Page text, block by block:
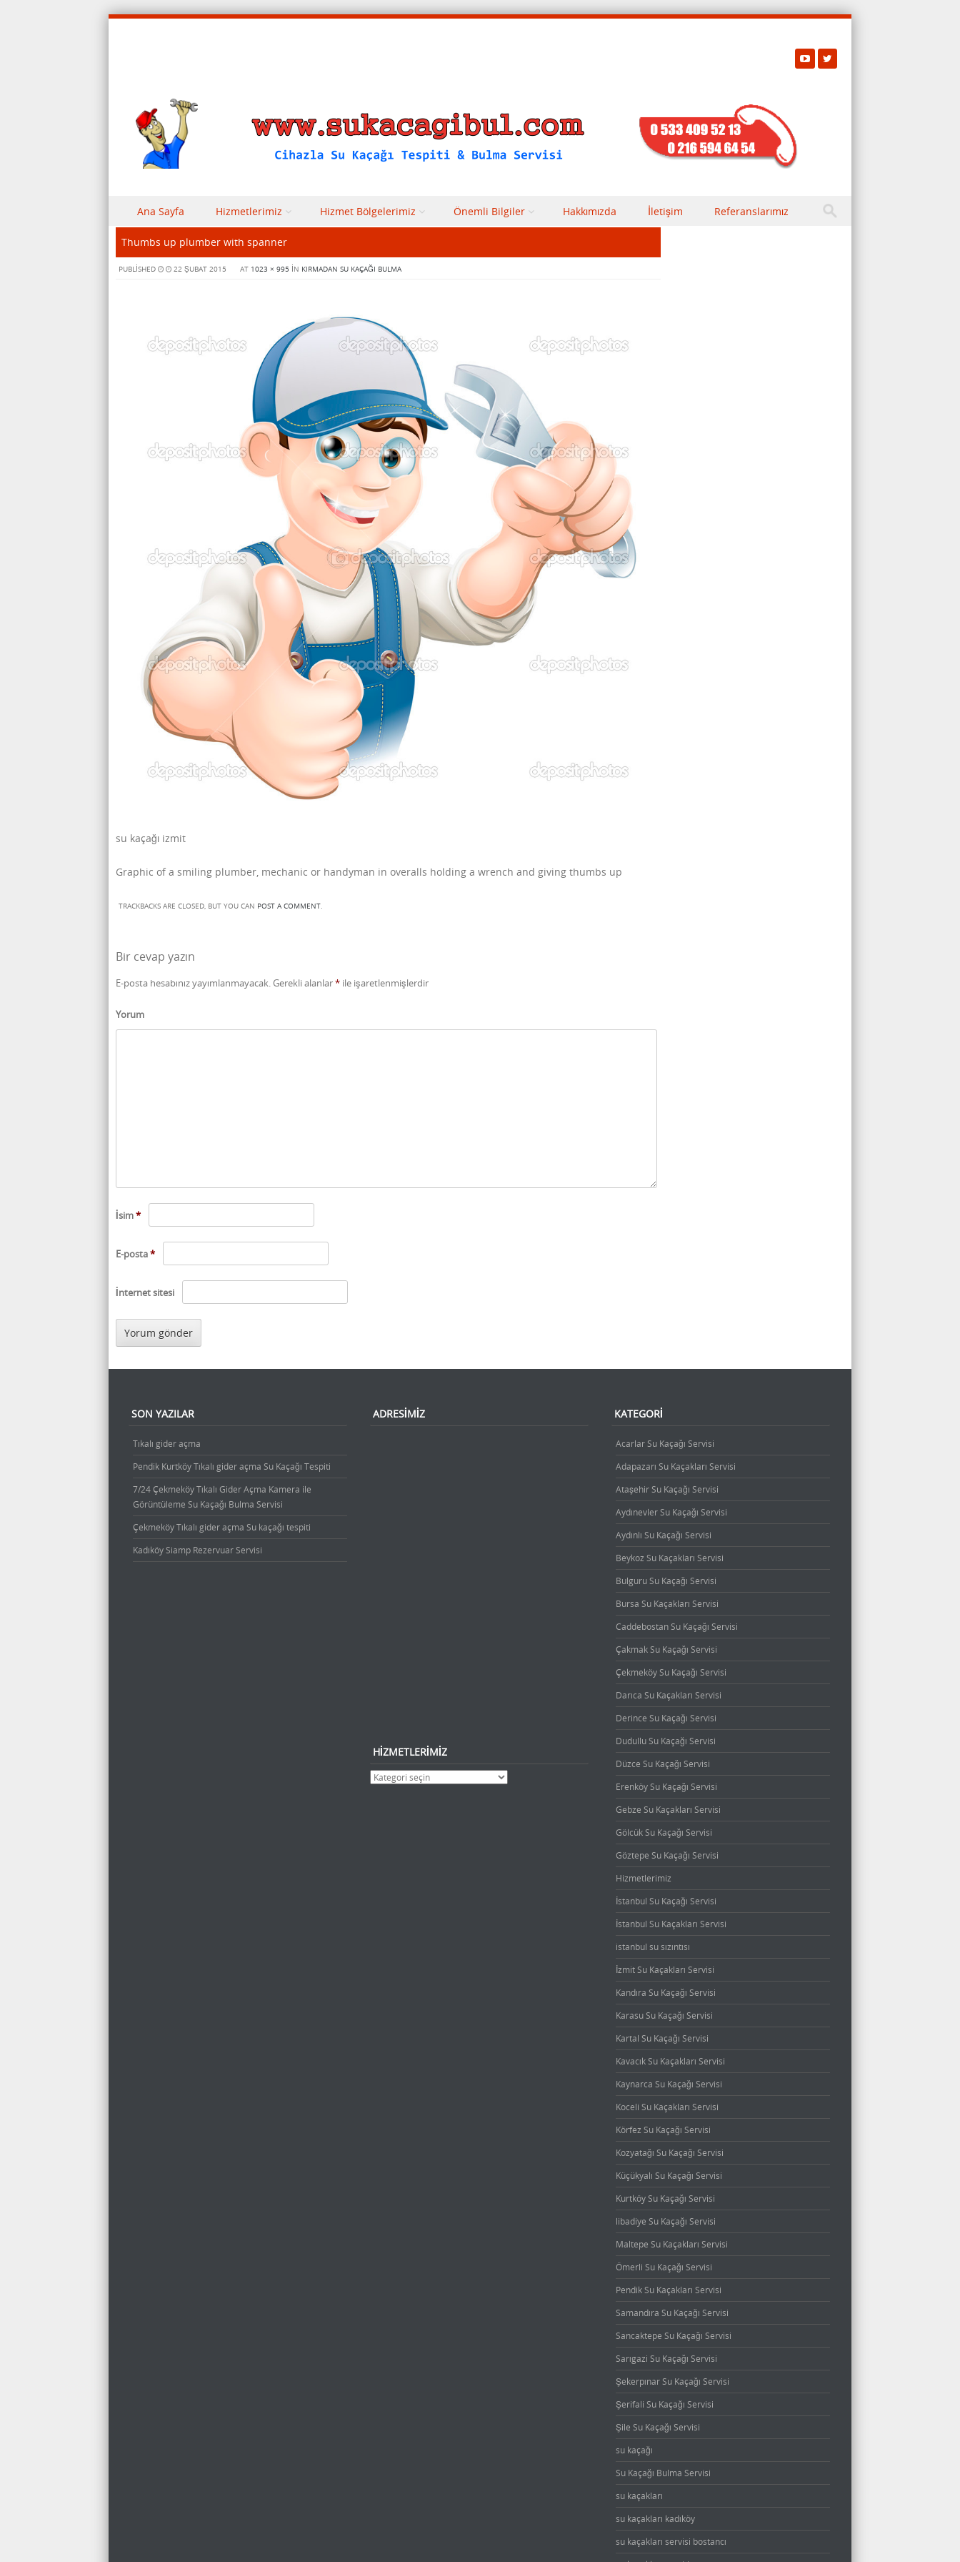
Menu
Skip to content
Ana Sayfa Hizmetlerimiz Hizmet Bölgelerimiz Önemli Bilgiler Hakkımızda İletişim Referanslarımız
Thumbs up plumber with spanner
PUBLISHED 22 ŞUBAT 2015 AT 1023 × 995 IN KIRMADAN SU KAÇAĞI BULMA
su kaçağı izmit
Graphic of a smiling plumber, mechanic or handyman in overalls holding a wrench and giving thumbs up
TRACKBACKS ARE CLOSED, BUT YOU CAN POST A COMMENT.
Bir cevap yazın
E-posta hesabınız yayımlanmayacak. Gerekli alanlar* ile işaretlenmişlerdir
Yorum
İsim*
E-posta*
İnternet sitesi
SON YAZILAR
Tıkalı gider açma
Pendik Kurtköy Tıkalı gider açma Su Kaçağı Tespiti
7/24 Çekmeköy Tıkalı Gider Açma Kamera ile
Görüntüleme Su Kaçağı Bulma Servisi
Çekmeköy Tıkalı gider açma Su kaçağı tespiti
Kadıköy Siamp Rezervuar Servisi
ADRESIMIZ
HIZMETLERIMIZ
KATEGORI
Acarlar Su Kaçağı Servisi
Adapazarı Su Kaçakları Servisi
Ataşehir Su Kaçağı Servisi
Aydınevler Su Kaçağı Servisi
Aydınlı Su Kaçağı Servisi
Beykoz Su Kaçakları Servisi
Bulguru Su Kaçağı Servisi
Bursa Su Kaçakları Servisi
Caddebostan Su Kaçağı Servisi
Çakmak Su Kaçağı Servisi
Çekmeköy Su Kaçağı Servisi
Darıca Su Kaçakları Servisi
Derince Su Kaçağı Servisi
Dudullu Su Kaçağı Servisi
Düzce Su Kaçağı Servisi
Erenköy Su Kaçağı Servisi
Gebze Su Kaçakları Servisi
Gölcük Su Kaçağı Servisi
Göztepe Su Kaçağı Servisi
Hizmetlerimiz
İstanbul Su Kaçağı Servisi
İstanbul Su Kaçakları Servisi
istanbul su sızıntısı
İzmit Su Kaçakları Servisi
Kandıra Su Kaçağı Servisi
Karasu Su Kaçağı Servisi
Kartal Su Kaçağı Servisi
Kavacık Su Kaçakları Servisi
Kaynarca Su Kaçağı Servisi
Koceli Su Kaçakları Servisi
Körfez Su Kaçağı Servisi
Kozyatağı Su Kaçağı Servisi
Küçükyalı Su Kaçağı Servisi
Kurtköy Su Kaçağı Servisi
libadiye Su Kaçağı Servisi
Maltepe Su Kaçakları Servisi
Ömerli Su Kaçağı Servisi
Pendik Su Kaçakları Servisi
Samandıra Su Kaçağı Servisi
Sancaktepe Su Kaçağı Servisi
Sarıgazi Su Kaçağı Servisi
Şekerpınar Su Kaçağı Servisi
Şerifali Su Kaçağı Servisi
Şile Su Kaçağı Servisi
su kaçağı
Su Kaçağı Bulma Servisi
su kaçakları
su kaçakları kadıköy
su kaçakları servisi bostancı